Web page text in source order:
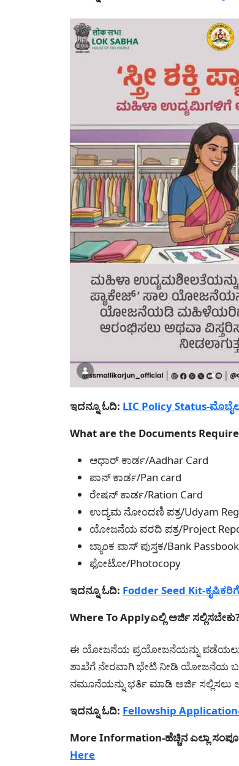
ಇದನ್ನೂ ಓದಿ: LIC Policy Status-
What are the Documents
ಆಧಾರ್ ಕಾರ್ಡ/Aadhar Card
ಪಾನ್ ಕಾರ್ಡ/Pan card
ರೇಷನ್ ಕಾರ್ಡ/Ration Card
ಉದ್ಯಮ ನೋಂದಣಿ ಪತ್ರ/Udyam
ಯೋಜನೆಯ ವರದಿ ಪತ್ರ/Project
ಬ್ಯಾಂಕ ಪಾಸ್ ಪುಸ್ತಕ/Bank Passbook
ಫೋಟೋ/Photocopy
ಇದನ್ನೂ ಓದಿ: Fodder Seed Kit-
Where To Applyಎಲ್ಲಿ ಅರ್ಜಿ
ಈ ಯೋಜನೆಯ ಪ್ರಯೋಜನೆಯನ್ನು ಪಡೆಯಲು
ಶಾಖೆಗೆ ನೇರವಾಗಿ ಭೇಟಿ ನೀಡಿ ಯೋಜನೆಯ
ನಮೂನೆಯನ್ನು ಭರ್ತಿ ಮಾಡಿ ಅರ್ಜಿ ಸಲ್ಲಿಸಲು
ಇದನ್ನೂ ಓದಿ: Fellowship
More Information-ಹೆಚ್ಚಿನ ಎಲ್ಲಾ
Here